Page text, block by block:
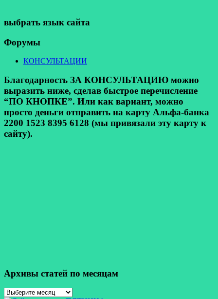
выбрать язык сайта
Форумы
КОНСУЛЬТАЦИИ
Благодарность ЗА КОНСУЛЬТАЦИЮ можно
выразить ниже, сделав быстрое перечисление
“ПО КНОПКЕ”. Или как вариант, можно
просто деньги отправить на карту Альфа-банка
2200 1523 8395 6128 (мы привязали эту карту к
сайту).
Архивы статей по месяцам
Архивы